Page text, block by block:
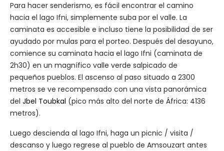
Para hacer senderismo, es fácil encontrar el camino
hacia el lago Ifni, simplemente suba por el valle. La
caminata es accesible e incluso tiene la posibilidad de ser
ayudado por mulas para el porteo. Después del desayuno,
comience su caminata hacia el lago Ifni (caminata de
2h30) en un magnífico valle verde salpicado de
pequeños pueblos. El ascenso al paso situado a 2300
metros se ve recompensado con una vista panorámica
del Jbel Toubkal (pico más alto del norte de África: 4136
metros).
Luego descienda al lago Ifni, haga un picnic / visita /
descanso y luego regrese al pueblo de Amsouzart antes